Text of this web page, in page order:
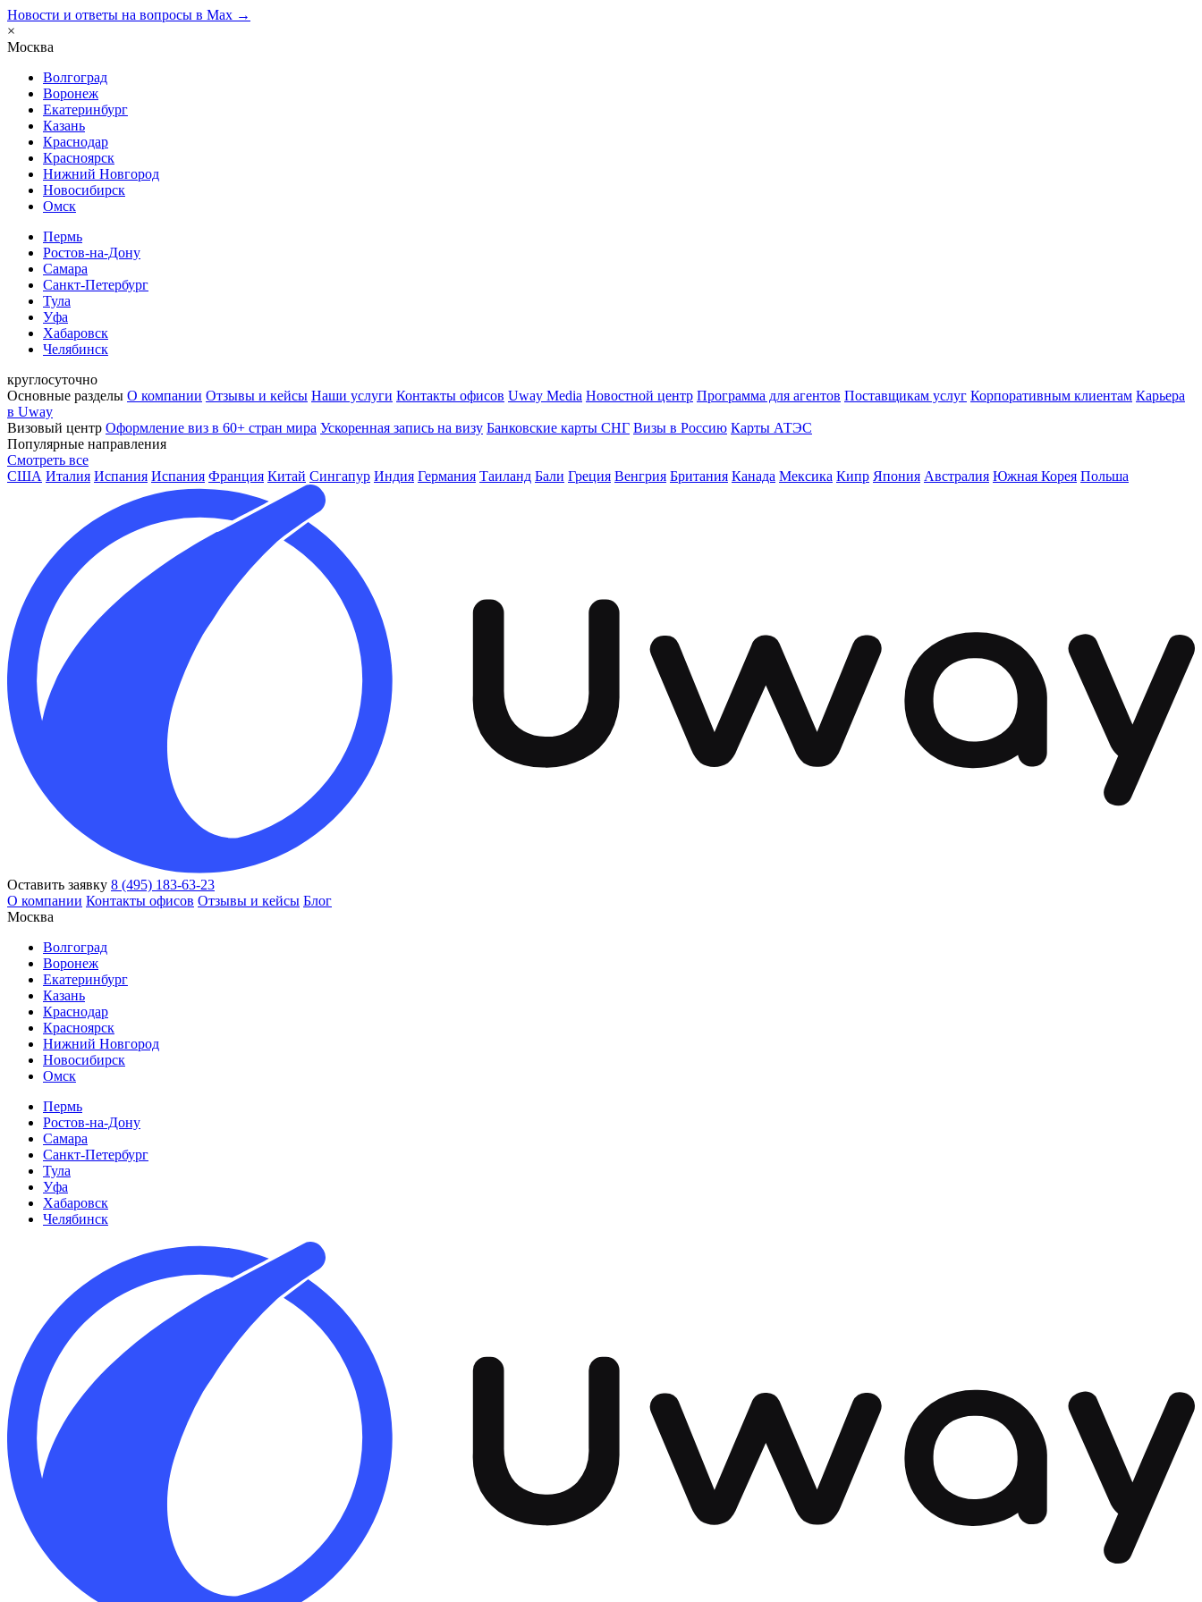
Новости и ответы на вопросы в Max →
×
Москва
Волгоград
Воронеж
Екатеринбург
Казань
Краснодар
Красноярск
Нижний Новгород
Новосибирск
Омск
Пермь
Ростов-на-Дону
Самара
Санкт-Петербург
Тула
Уфа
Хабаровск
Челябинск
круглосуточно
Основные разделы О компании Отзывы и кейсы Наши услуги Контакты офисов Uway Media Новостной центр Программа для агентов Поставщикам услуг Корпоративным клиентам Карьера
в Uway
Визовый центр Оформление виз в 60+ стран мира Ускоренная запись на визу Банковские карты СНГ Визы в Россию Карты АТЭС
Популярные направления
Смотреть все
США Италия Испания Испания Франция Китай Сингапур Индия Германия Таиланд Бали Греция Венгрия Британия Канада Мексика Кипр Япония Австралия Южная Корея Польша
Оставить заявку 8 (495) 183-63-23
О компании Контакты офисов Отзывы и кейсы Блог
Москва
Волгоград
Воронеж
Екатеринбург
Казань
Краснодар
Красноярск
Нижний Новгород
Новосибирск
Омск
Пермь
Ростов-на-Дону
Самара
Санкт-Петербург
Тула
Уфа
Хабаровск
Челябинск